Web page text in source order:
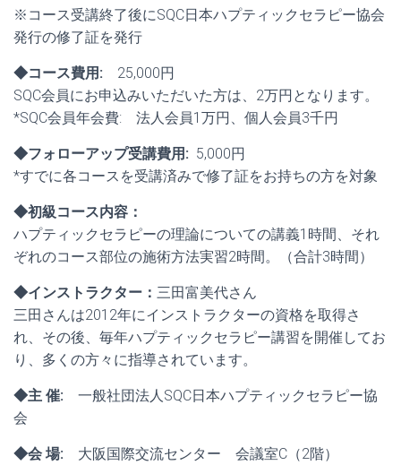
※コース受講終了後にSQC日本ハプティックセラピー協会
発行の修了証を発行
◆コース費用: 25,000円
SQC会員にお申込みいただいた方は、2万円となります。
*SQC会員年会費: 法人会員1万円、個人会員3千円
◆フォローアップ受講費用: 5,000円
*すでに各コースを受講済みで修了証をお持ちの方を対象
◆初級コース内容：
ハプティックセラピーの理論についての講義1時間、それ
ぞれのコース部位の施術方法実習2時間。（合計3時間）
◆インストラクター： 三田富美代さん
三田さんは2012年にインストラクターの資格を取得さ
れ、その後、毎年ハプティックセラピー講習を開催してお
り、多くの方々に指導されています。
◆主 催: 一般社団法人SQC日本ハプティックセラピー協
会
◆会 場: 大阪国際交流センター 会議室C（2階）